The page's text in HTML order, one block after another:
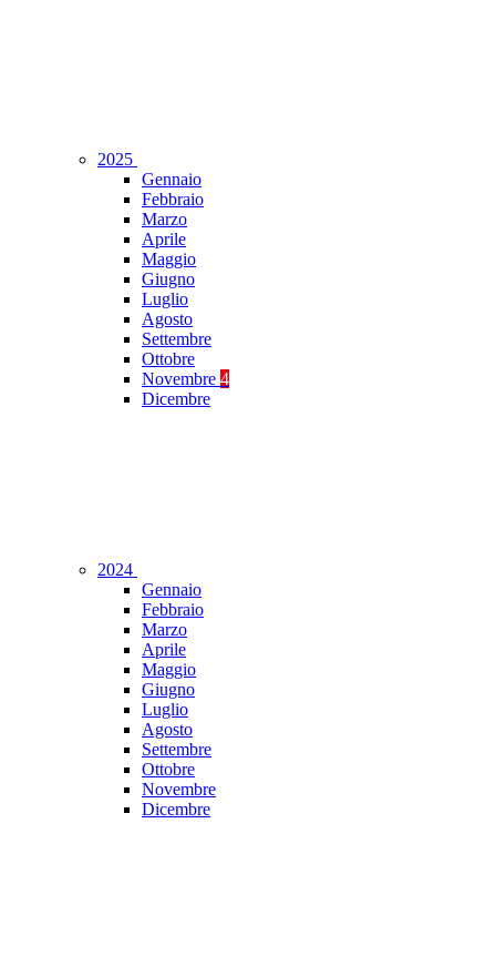
2025
Gennaio
Febbraio
Marzo
Aprile
Maggio
Giugno
Luglio
Agosto
Settembre
Ottobre
Novembre 4
Dicembre
2024
Gennaio
Febbraio
Marzo
Aprile
Maggio
Giugno
Luglio
Agosto
Settembre
Ottobre
Novembre
Dicembre